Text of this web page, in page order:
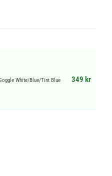
White/Blue/Tint Blue 349 kr